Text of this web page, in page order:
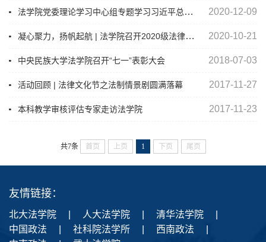
法学院党委理论学习中心组专题学习习近平总书记全面依法治国重要讲话 2020-12-09
凝心聚力，扬帆起航 | 法学院召开2020级法律（非法学）研究生党支部、法律（法学）研究生党支部和学术研究生党支部成立大会 2020-10-21
中央民族大学法学院召开“七一”表彰大会 2018-07-03
活动回顾 | 法律文化节之法制情景剧圆满落幕 2017-11-27
本科教学审核评估专家走访法学院 2017-11-23
共7条 首页 上页 1 下页 尾页
友情链接：
北大法学院 人大法学院 清华法学院
中国政法
社科院法学所 西南政法